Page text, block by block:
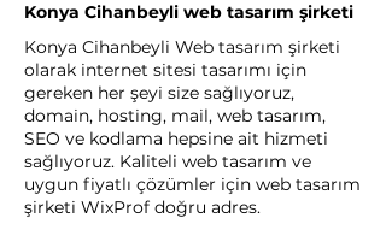
Konya Cihanbeyli web tasarım şirketi
Konya Cihanbeyli Web tasarım şirketi
olarak internet sitesi tasarımı için
gereken her şeyi size sağlıyoruz,
domain, hosting, mail, web tasarım,
SEO ve kodlama hepsine ait hizmeti
sağlıyoruz. Kaliteli web tasarım ve
uygun fiyatlı çözümler için web tasarım
şirketi WixProf doğru adres.